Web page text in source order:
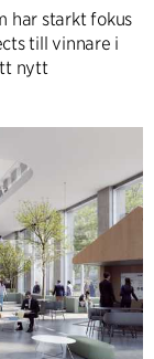
har starkt fokus
till vinnare i
nytt